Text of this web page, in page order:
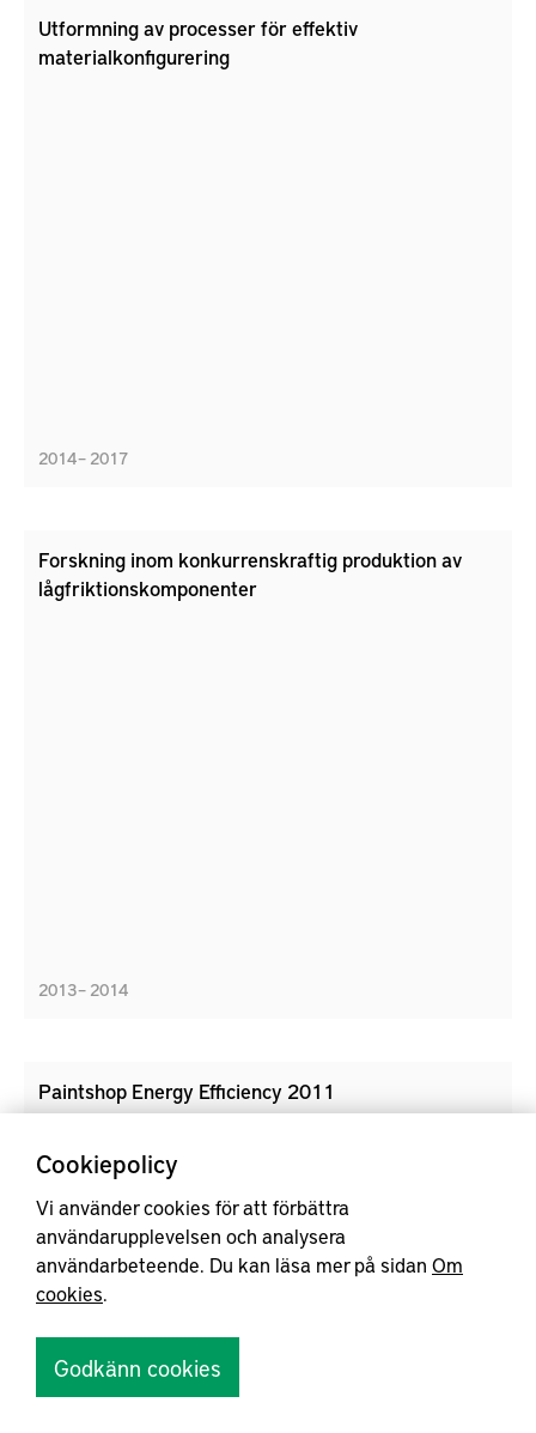
Utformning av processer för effektiv
materialkonfigurering
2014 – 2017
Forskning inom konkurrenskraftig produktion av
lågfriktionskomponenter
2013 – 2014
Paintshop Energy Efficiency 2011
energislukaren i dagens bilfabriker, och målet var att
Cookiepolicy
Vi använder cookies för att förbättra
användarupplevelsen och analysera
användarbeteende. Du kan läsa mer på sidan Om
cookies.
Godkänn cookies